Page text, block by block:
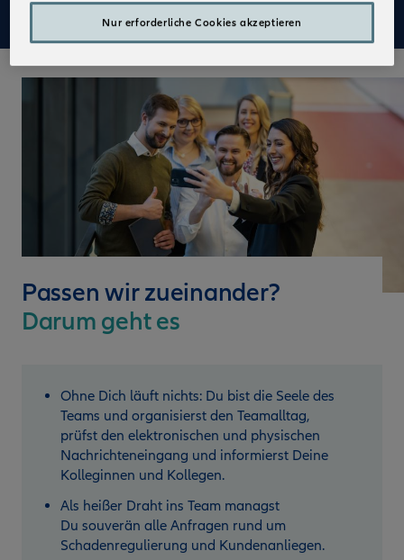
entwickeln
Passen wir zueinander?
Darum geht es
Ohne Dich läuft nichts: Du bist die Seele des
Teams und organisierst den Teamalltag,
prüfst den elektronischen und physischen
Nachrichteneingang und informierst Deine
Kolleginnen und Kollegen.
Als heißer Draht ins Team managst
Du souverän alle Anfragen rund um
Schadenregulierung und Kundenanliegen.
Nur erforderliche Cookies akzeptieren